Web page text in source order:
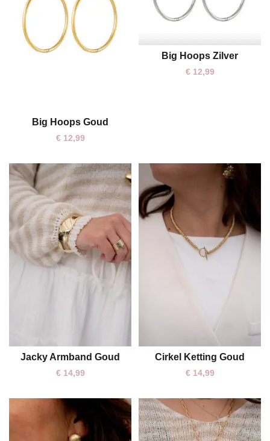
One size
Big Hoops Goud
€12,99
One size
Big Hoops Zilver
€12,99
One size
Jacky Armband Goud
€14,99
One size
Cirkel Ketting Goud
€14,99